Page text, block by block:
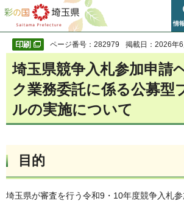
彩の国 埼玉県
情
ページ番号：282979 掲載日：2026年6
埼玉県競争入札参加申請
ク業務委託に係る公募型
ルの実施について
目的
埼玉県が審査を行う令和9・10年度競争入札